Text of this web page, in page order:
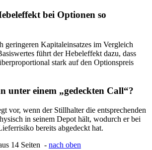
bei Optionen so
geringeren Kapitaleinsatzes im Vergleich
führt der Hebeleffekt dazu, dass
stark auf den Optionspreis
unter einem „gedeckten Call“?
vor, wenn der Stillhalter die entsprechenden
in seinem Depot hält, wodurch er bei
bereits abgedeckt hat.
14 Seiten - nach oben